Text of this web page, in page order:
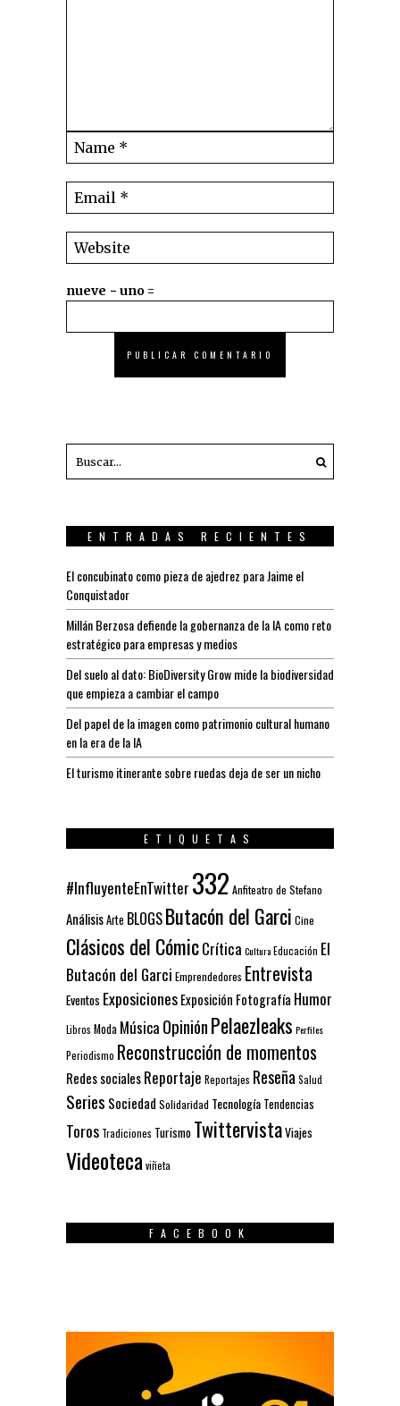
nueve − uno =
ENTRADAS RECIENTES
El concubinato como pieza de ajedrez para Jaime el
Conquistador
Millán Berzosa defiende la gobernanza de la IA como reto
estratégico para empresas y medios
Del suelo al dato: BioDiversity Grow mide la biodiversidad
que empieza a cambiar el campo
Del papel de la imagen como patrimonio cultural humano
en la era de la IA
El turismo itinerante sobre ruedas deja de ser un nicho
ETIQUETAS
#InfluyenteEnTwitter 332 Anfiteatro de Stefano
AnálisisArte BLOGSButacón del Garci Cine
Clásicos del CómicCrítica CulturaEducación El
Butacón del Garci Emprendedores Entrevista
Eventos ExposicionesExposición Fotografía Humor
Libros Moda Música OpiniónPelaezleaks Perfiles
Periodismo Reconstrucción de momentos
Redes socialesReportaje Reportajes Reseña Salud
Series Sociedad Solidaridad Tecnología Tendencias
Toros Tradiciones Turismo TwittervistaViajes
Videoteca viñeta
FACEBOOK